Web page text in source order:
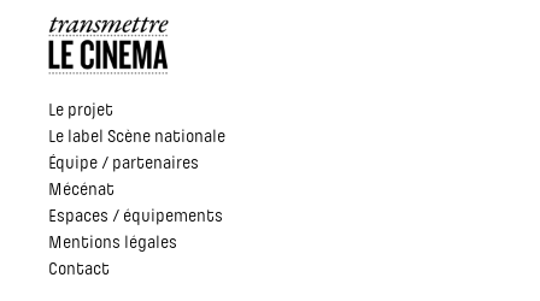
Le projet
Le label Scène nationale
Équipe / partenaires
Mécénat
Espaces / équipements
Mentions légales
Contact